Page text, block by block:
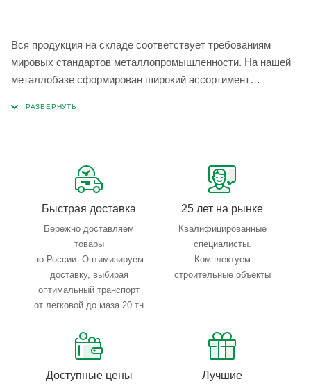
Вся продукция на складе соответствует требованиям
мировых стандартов металлопромышленности. На нашей
металлобазе сформирован широкий ассортимент
Быстрая доставка
Бережно доставляем
товары
по России. Оптимизируем
доставку, выбирая
оптимальный транспорт
от легковой до маза 20 тн
25 лет на рынке
Квалифицированные
специалисты.
Комплектуем
строительные объекты
Доступные цены Лучшие